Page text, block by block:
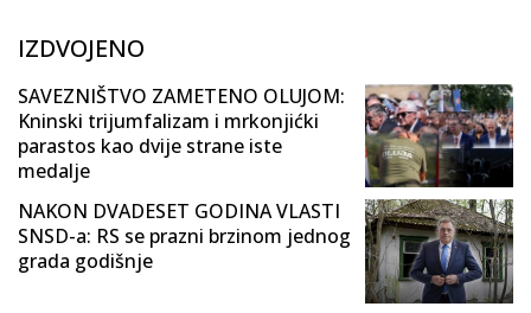
IZDVOJENO
SAVEZNIŠTVO ZAMETENO OLUJOM:
Kninski trijumfalizam i mrkonjićki
parastos kao dvije strane iste
medalje
NAKON DVADESET GODINA VLASTI
SNSD-a: RS se prazni brzinom jednog
grada godišnje